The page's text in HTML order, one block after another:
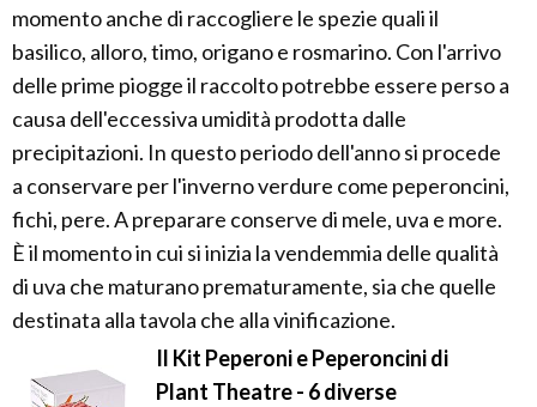
momento anche di raccogliere le spezie quali il
basilico, alloro, timo, origano e rosmarino. Con l'arrivo
delle prime piogge il raccolto potrebbe essere perso a
causa dell'eccessiva umidità prodotta dalle
precipitazioni. In questo periodo dell'anno si procede
a conservare per l'inverno verdure come peperoncini,
fichi, pere. A preparare conserve di mele, uva e more.
È il momento in cui si inizia la vendemmia delle qualità
di uva che maturano prematuramente, sia che quelle
destinata alla tavola che alla vinificazione.
Il Kit Peperoni e Peperoncini di
Plant Theatre - 6 diverse